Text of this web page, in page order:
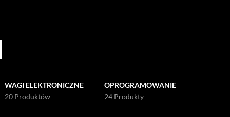
WAGI ELEKTRONICZNE
20 Produktów
OPROGRAMOWANIE
24 Produkty